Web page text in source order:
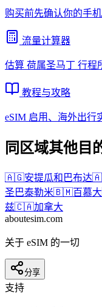
购买前先确认你的手机
流量计算器
估算 荷属圣马丁 行程
教程与攻略
eSIM 启用、海外出行
同区域其他目
🇦🇬安提瓜和巴布达
圣巴泰勒米🇧🇲百慕大
兹🇨🇦加拿大
aboutesim.com
关于 eSIM 的一切
分享
支持